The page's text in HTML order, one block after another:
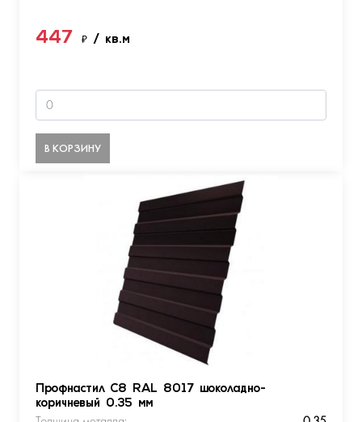
447 ₽ / кв.м
В КОРЗИНУ
Профнастил С8 RAL 8017 шоколадно-
коричневый 0.35 мм